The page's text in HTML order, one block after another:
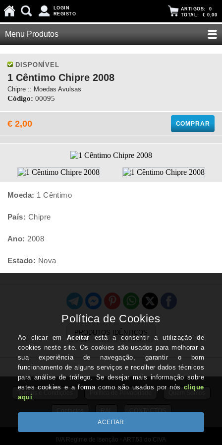
LOGIN
REGISTO
ARTIGOS: 0
TOTAL: € 0,00
Menu Produtos
DISPONÍVEL
1 Cêntimo Chipre 2008
Chipre :: Moedas Avulsas
Código: 00095
€ 2,00 COMPRAR
Moeda: 1 Cêntimo
País: Chipre
Ano: 2008
Estado: Nova
PRODUTOS IDÊNTICOS
Termos e Condições Quem Somos
Contactos RAL CONTACTOS
IVA Regime de Isenção - ART.53 do CIVA